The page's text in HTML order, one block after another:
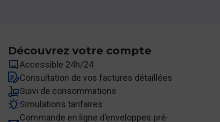
Découvrez votre compte
Accessible 24h/24
Consultation de vos factures détaillées
Suivi de consommations
Simulations tarifaires
Commande en ligne d’enveloppes pré-